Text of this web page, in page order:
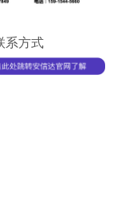
系方式